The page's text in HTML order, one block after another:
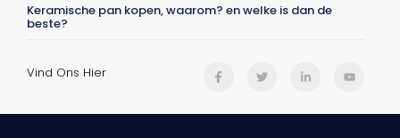
Keramische pan kopen, waarom? en welke is dan de
beste?
Vind Ons Hier